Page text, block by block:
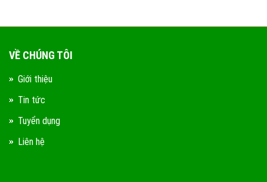
VỀ CHÚNG TÔI
Giới thiệu
Tin tức
Tuyển dụng
Liên hệ